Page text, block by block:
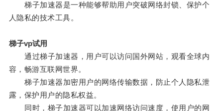
梯子加速器是一种能够帮助用户突破网络封锁、保护个
人隐私的技术工具。
梯子vp试用
通过梯子加速器，用户可以访问国外网站，观看全球内
容，畅游互联网世界。
梯子加速器加密用户的网络传输数据，防止个人隐私泄
露，保护用户的隐私权益。
同时，梯子加速器可以加速网络访问速度，使用户的网